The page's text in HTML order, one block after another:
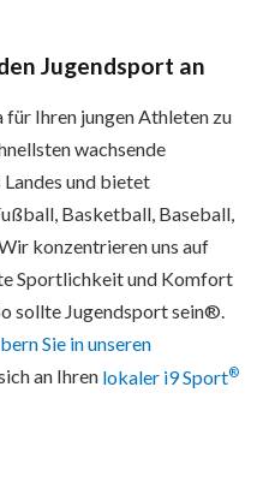
Jugendsport an
für Ihren jungen Athleten zu
wachsende
und bietet
Basketball, Baseball,
konzentrieren uns auf
Sportlichkeit und Komfort
sollte Jugendsport sein®.
Sie in unseren
an Ihren lokaler i9 Sport®